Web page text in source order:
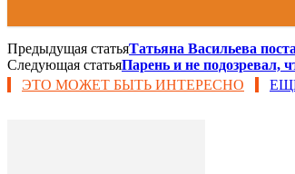
Предыдущая статьяТатьяна Васильева
Следующая статьяПарень и не подозревал,
ЭТО МОЖЕТ БЫТЬ ИНТЕРЕСНО